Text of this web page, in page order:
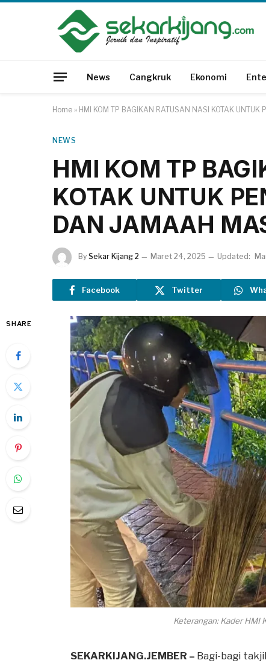
News Cangkruk Ekonomi
Home » HMI KOM TP BAGIKAN RATUSAN NASI KOTAK
NEWS
HMI KOM TP
KOTAK UNTUK
DAN JAMAAH
By Sekar Kijang 2 Maret 24, 2025 Updated:
Facebook Twitter
SHARE
Keterangan: Kader HMI
SEKARKIJANG.JEMBER – Bagi-bagi